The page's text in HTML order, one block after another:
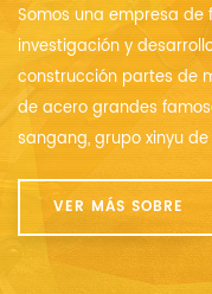
Somos una empresa
investigación y
construcción partes de
de acero grandes
sangang, grupo xinyu
acero , grupo baogang
y la calidad de las
podemos fabricar los
específicas material
VER MÁS SOBRE